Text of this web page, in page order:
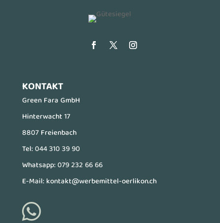
KONTAKT
Green Fara GmbH
Hinterwacht 17
8807 Freienbach
Tel:044 310 39 90
Whatsapp:079 232 66 66
E-Mail:kontakt@werbemittel-oerlikon.ch
